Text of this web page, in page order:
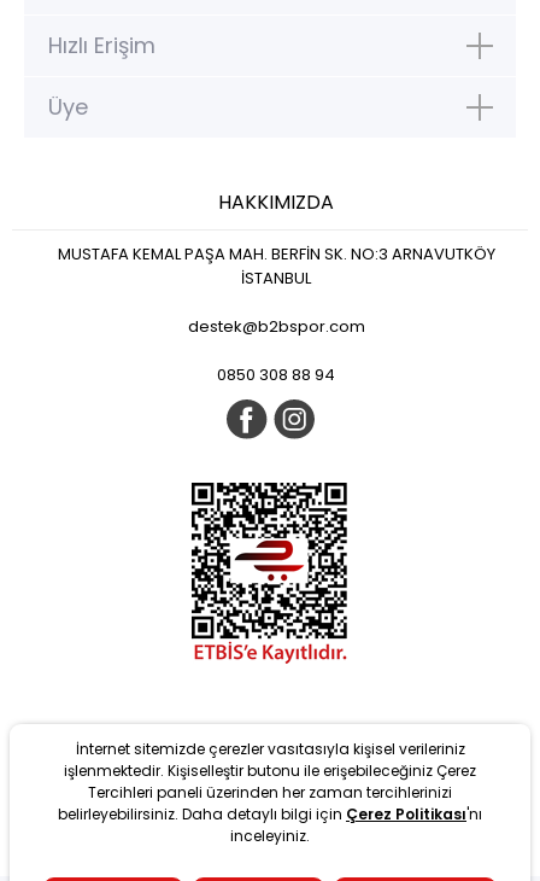
Yeni
Hızlı Erişim
Üye
HAKKIMIZDA
MUSTAFA KEMAL PAŞA MAH. BERFİN SK. NO:3 ARNAVUTKÖY
İSTANBUL
destek@b2bspor.com
0850 308 88 94
tarafından T-Soft Altyapısıyla geliştirilmiştir. #OD 2022 Copyright
İnternet sitemizde çerezler vasıtasıyla kişisel verileriniz
işlenmektedir. Kişiselleştir butonu ile erişebileceğiniz Çerez
Tercihleri paneli üzerinden her zaman tercihlerinizi
belirleyebilirsiniz. Daha detaylı bilgi için Çerez Politikası'nı
inceleyiniz.